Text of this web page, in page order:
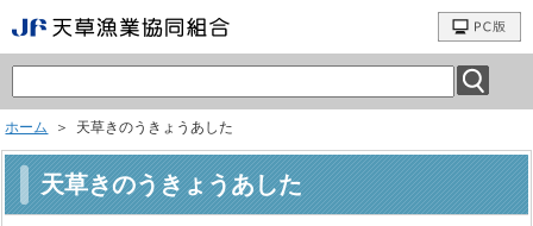
ホーム ＞ 天草きのうきょうあした
天草きのうきょうあした